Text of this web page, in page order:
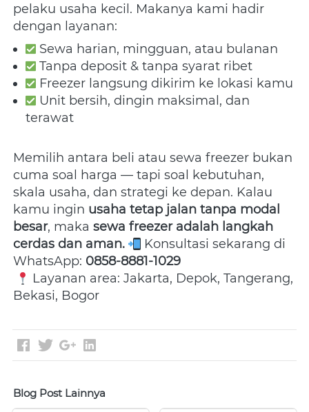
pelaku usaha kecil. Makanya kami hadir
dengan layanan:
Sewa harian, mingguan, atau bulanan
Tanpa deposit & tanpa syarat ribet
Freezer langsung dikirim ke lokasi kamu
Unit bersih, dingin maksimal, dan
terawat
Memilih antara beli atau sewa freezer bukan
cuma soal harga — tapi soal kebutuhan,
skala usaha, dan strategi ke depan. Kalau
kamu ingin usaha tetap jalan tanpa modal
besar, maka sewa freezer adalah langkah
cerdas dan aman.
Konsultasi sekarang di
WhatsApp: 0858-8881-1029
Layanan area: Jakarta, Depok, Tangerang,
Bekasi, Bogor
Blog Post Lainnya